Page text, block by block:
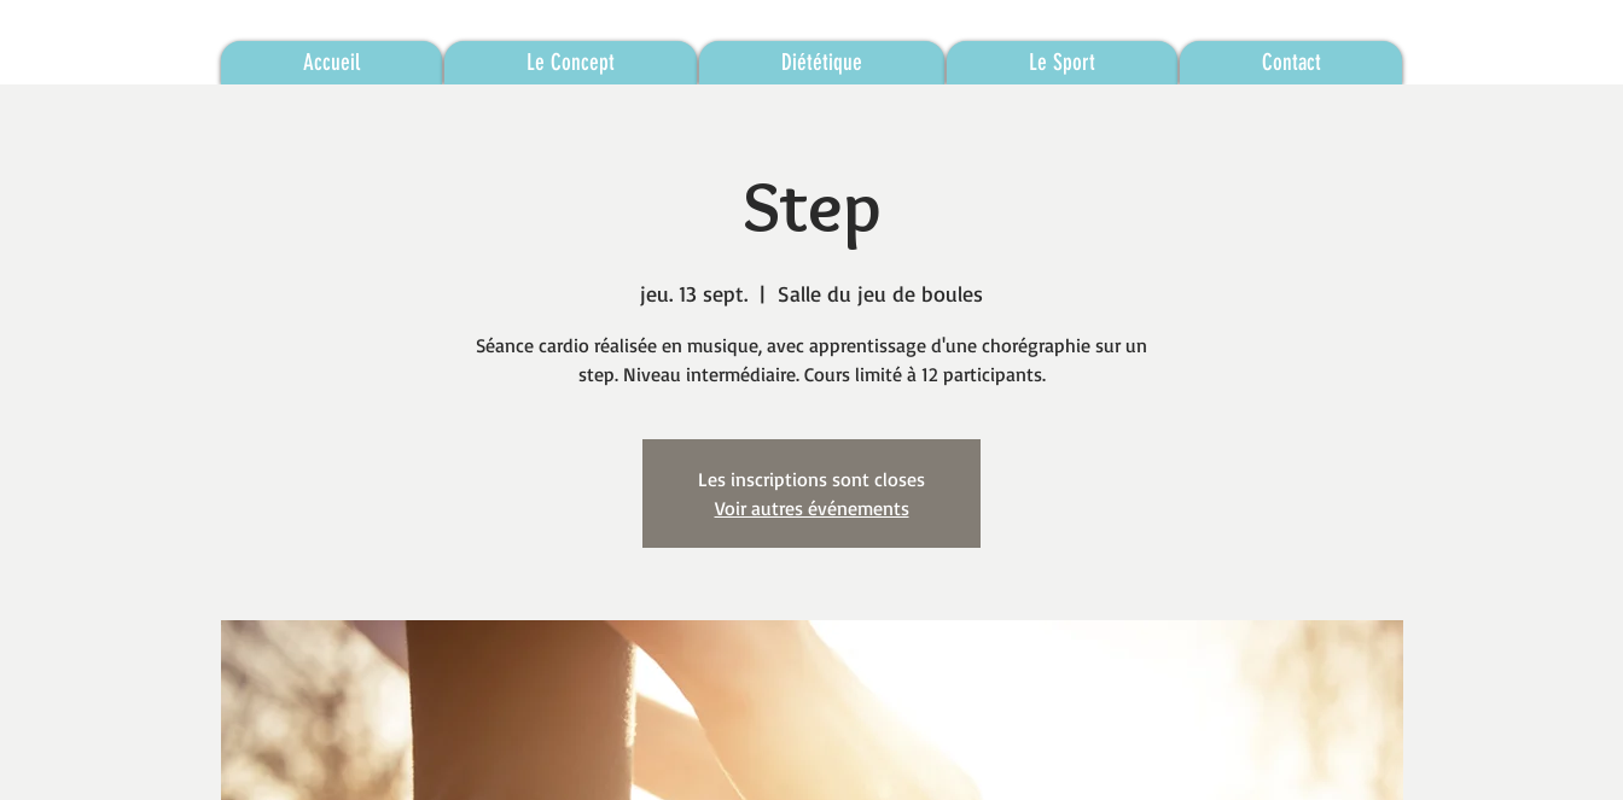
Accueil Le Concept Diététique Le Sport Contact
Step
jeu. 13 sept.
  |
Salle du jeu de boules
Séance cardio réalisée en musique, avec apprentissage d'une chorégraphie sur un
step. Niveau intermédiaire. Cours limité à 12 participants.
Les inscriptions sont closes
Voir autres événements